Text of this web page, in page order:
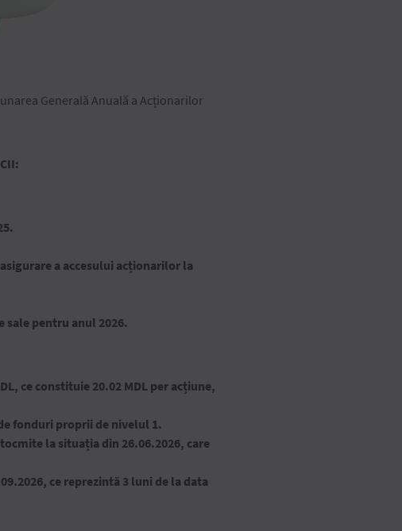
Generală Anuală a Acționarilor
a accesului acționarilor la
sale pentru anul 2026.
ce constituie 20.02 MDL per acțiune,
fonduri proprii de nivelul 1.
la situația din 26.06.2026, care
ce reprezintă 3 luni de la data